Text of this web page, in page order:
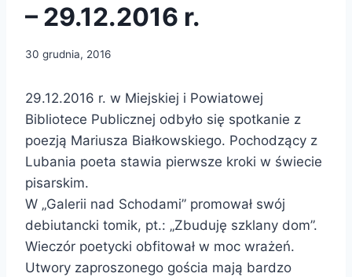
– 29.12.2016 r.
30 grudnia, 2016
29.12.2016 r. w Miejskiej i Powiatowej
Bibliotece Publicznej odbyło się spotkanie z
poezją Mariusza Białkowskiego. Pochodzący z
Lubania poeta stawia pierwsze kroki w świecie
pisarskim.
W „Galerii nad Schodami” promował swój
debiutancki tomik, pt.: „Zbuduję szklany dom”.
Wieczór poetycki obfitował w moc wrażeń.
Utwory zaproszonego gościa mają bardzo